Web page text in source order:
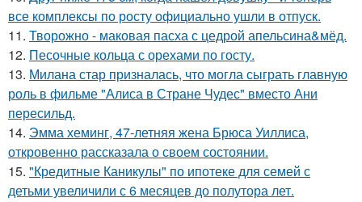
все комплексы по росту официально ушли в отпуск.
11. Творожно - маковая пасха с цедрой апельсина&мёд.
12. Песочные кольца с орехами по госту.
13. Милана стар призналась, что могла сыграть главную
роль в фильме "Алиса в Стране Чудес" вместо Ани
пересильд.
14. Эмма хеминг, 47-летняя жена Брюса Уиллиса,
откровенно рассказала о своем состоянии.
15. "Кредитные Каникулы" по ипотеке для семей с
детьми увеличили с 6 месяцев до полутора лет.